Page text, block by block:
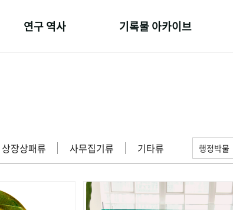
연구 역사
간행물 변천사
기록물 아카이브
영상 기록물
상장상패류 사무집기류 기타류